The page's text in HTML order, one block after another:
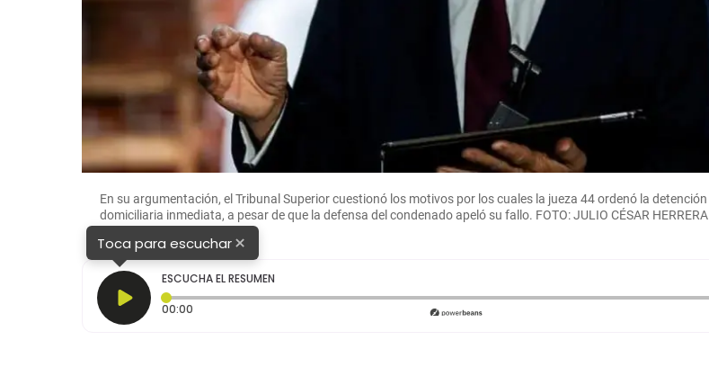
En su argumentación, el Tribunal Superior cuestionó los motivos por los cuales la jueza 44 ordenó la detención
domiciliaria inmediata, a pesar de que la defensa del condenado apeló su fallo. FOTO: JULIO CÉSAR HERRERA
Toca para escuchar×
ESCUCHA EL RESUMEN
00:00